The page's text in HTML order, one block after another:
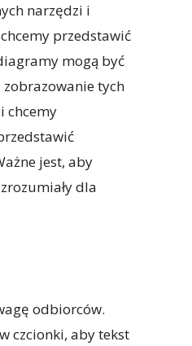
narzędzi i
przedstawić
mogą być
tych
chcemy
jest, aby
dla
odbiorców.
czcionki, aby tekst